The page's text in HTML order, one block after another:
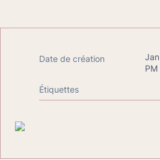
Date de création
PM
Étiquettes